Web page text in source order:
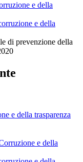
e della
e della
di prevenzione della
e della trasparenza
e della